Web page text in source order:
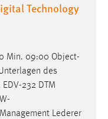
Technology
Min. 09:00 Object-
des
232 DTM
Lederer